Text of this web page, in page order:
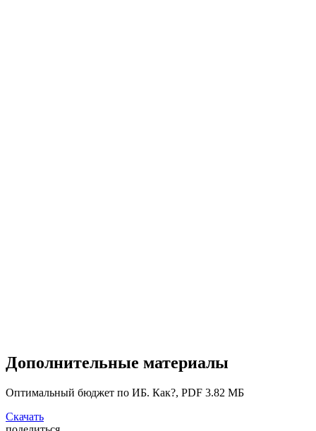
Дополнительные материалы
Оптимальный бюджет по ИБ. Как?, PDF 3.82 МБ
Скачать